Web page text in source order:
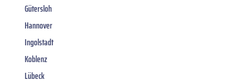
Gütersloh
Hannover
Ingolstadt
Koblenz
Lübeck